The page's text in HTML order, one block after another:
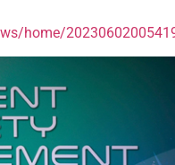
home/